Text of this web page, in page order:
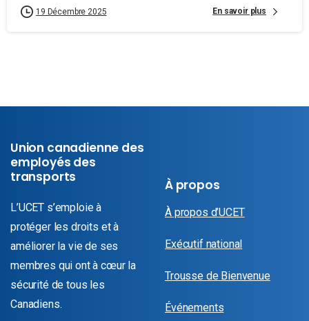
19 Décembre 2025 En savoir plus
Union canadienne des
employés des
transports
L’UCET s’emploie à
protéger les droits et à
améliorer la vie de ses
membres qui ont à cœur la
sécurité de tous les
Canadiens.
À propos
À propos d’UCET
Exécutif national
Trousse de Bienvenue
Événements